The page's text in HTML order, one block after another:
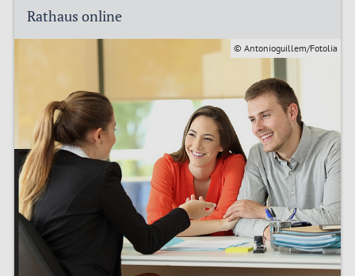
Rathaus online
© Antonioguillem/Fotolia